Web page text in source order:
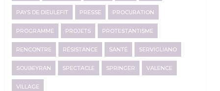
PAYS DE DIEULEFIT PRESSE PROCURATION
PROGRAMME PROJETS PROTESTANTISME
RENCONTRE RÉSISTANCE SANTÉ SERVIGLIANO
SOUBEYRAN SPECTACLE SPRINGER VALENCE
VILLAGE